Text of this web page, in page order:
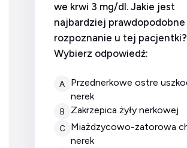
we krwi 3 mg/dl. Jakie jest
najbardziej prawdopodobne
rozpoznanie u tej pacjentki?
Wybierz odpowiedź:
A
przednerkowe ostre uszkodzenie
nerek
B zakrzepica żyły nerkowej
C
miażdzycowo-zatorowa choroba
nerek